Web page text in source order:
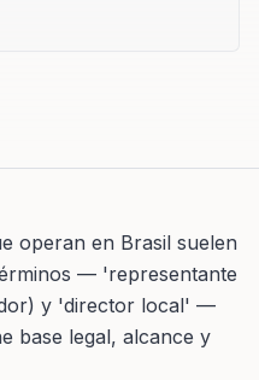
operan en Brasil suelen
— 'representante
y 'director local' —
base legal, alcance y